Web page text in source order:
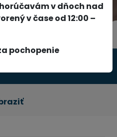
v dňoch nad
v čase od 12:00 –
pochopenie